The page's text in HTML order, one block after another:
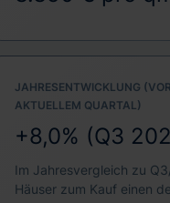
JAHRESENTWICKLUNG
AKTUELLEM QUARTAL)
+8,0% (Q3
Im Jahresvergleich zu
Häuser zum Kauf einen